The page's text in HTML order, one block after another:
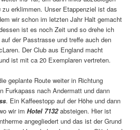
zu erklimmen. Unser Etappenziel ist das
wir schon im letzten Jahr Halt gemacht
ist es noch Zeit und so drehe ich
der Passtrasse und treffe auch den
Der Club aus England macht
ist mit ca 20 Exemplaren vertreten.
geplante Route weiter in Richtung
Furkapass nach Andermatt und dann
. Ein Kaffeestopp auf der Höhe und dann
wir imHotel 7132absteigen. Hier ist
angegliedert und das ist der Grund